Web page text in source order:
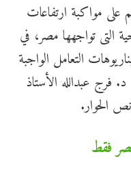
على مواكبة ارتفاعات
التى تواجهها مصر، في
التعامل الواجبة
فرج عبدالله الأستاذ
الحوار.
فقط